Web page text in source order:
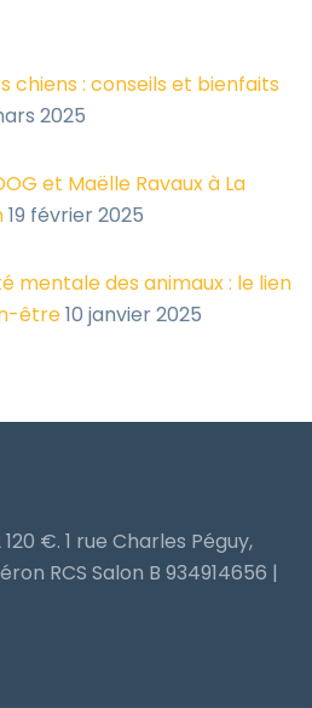
chiens : conseils et bienfaits
2025
et Maëlle Ravaux à La
19 février 2025
mentale des animaux : le lien
être10 janvier 2025
€. 1 rue Charles Péguy,
RCS Salon B 934914656 |